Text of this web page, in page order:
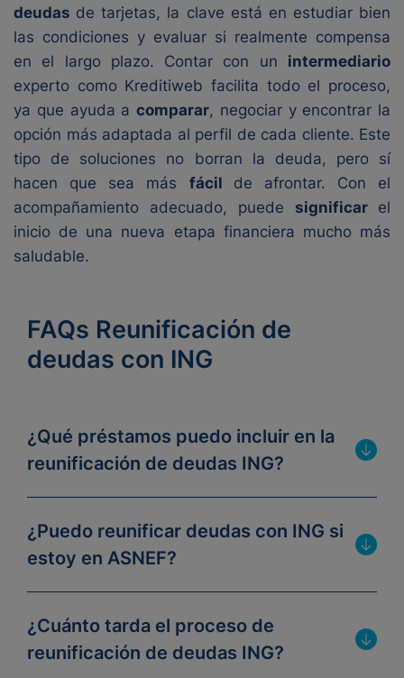
deudas de tarjetas, la clave está en estudiar bien
las condiciones y evaluar si realmente compensa
en el largo plazo. Contar con un intermediario
experto como Kreditiweb facilita todo el proceso,
ya que ayuda a comparar, negociar y encontrar la
opción más adaptada al perfil de cada cliente. Este
tipo de soluciones no borran la deuda, pero sí
hacen que sea más fácil de afrontar. Con el
acompañamiento adecuado, puede significar el
inicio de una nueva etapa financiera mucho más
saludable.
FAQs Reunificación de
deudas con ING
¿Qué préstamos puedo incluir en la
reunificación de deudas ING?
¿Puedo reunificar deudas con ING si
estoy en ASNEF?
¿Cuánto tarda el proceso de
reunificación de deudas ING?